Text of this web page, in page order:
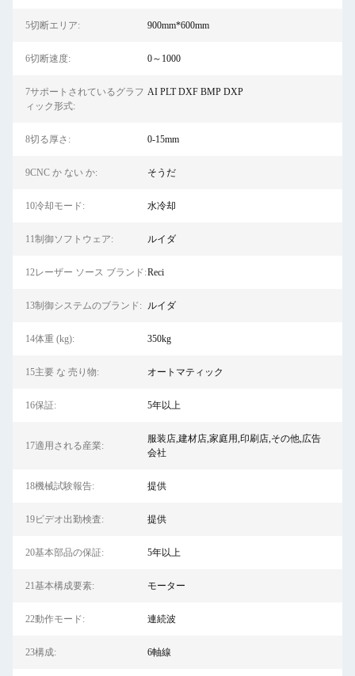
5切断エリア: 900mm*600mm
6切断速度: 0～1000
7サポートされているグラフ
ィック形式:
AI PLT DXF BMP DXP
8切る厚さ: 0-15mm
9CNC か ない か: そうだ
10冷却モード: 水冷却
11制御ソフトウェア: ルイダ
12レーザー ソース ブランド:Reci
13制御システムのブランド: ルイダ
14体重 (kg): 350kg
15主要 な 売り物: オートマティック
16保証: 5年以上
17適用される産業:
服装店,建材店,家庭用,印刷店,その他,広告
会社
18機械試験報告: 提供
19ビデオ出勤検査: 提供
20基本部品の保証: 5年以上
21基本構成要素: モーター
22動作モード: 連続波
23構成: 6軸線